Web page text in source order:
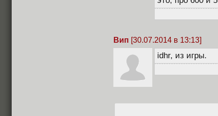
Вип [30.07.2014 в 13:13]
idhr, из игры.